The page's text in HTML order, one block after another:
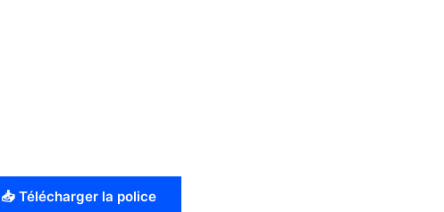
📥 Télécharger la police